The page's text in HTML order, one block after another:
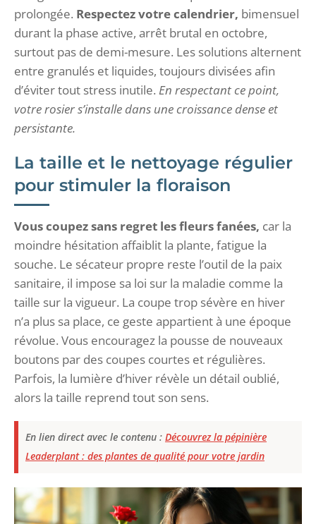
prolongée. Respectez votre calendrier, bimensuel
durant la phase active, arrêt brutal en octobre,
surtout pas de demi-mesure. Les solutions alternent
entre granulés et liquides, toujours divisées afin
d’éviter tout stress inutile. En respectant ce point,
votre rosier s’installe dans une croissance dense et
persistante.
La taille et le nettoyage régulier
pour stimuler la floraison
Vous coupez sans regret les fleurs fanées, car la
moindre hésitation affaiblit la plante, fatigue la
souche. Le sécateur propre reste l’outil de la paix
sanitaire, il impose sa loi sur la maladie comme la
taille sur la vigueur. La coupe trop sévère en hiver
n’a plus sa place, ce geste appartient à une époque
révolue. Vous encouragez la pousse de nouveaux
boutons par des coupes courtes et régulières.
Parfois, la lumière d’hiver révèle un détail oublié,
alors la taille reprend tout son sens.
En lien direct avec le contenu : Découvrez la pépinière
Leaderplant : des plantes de qualité pour votre jardin